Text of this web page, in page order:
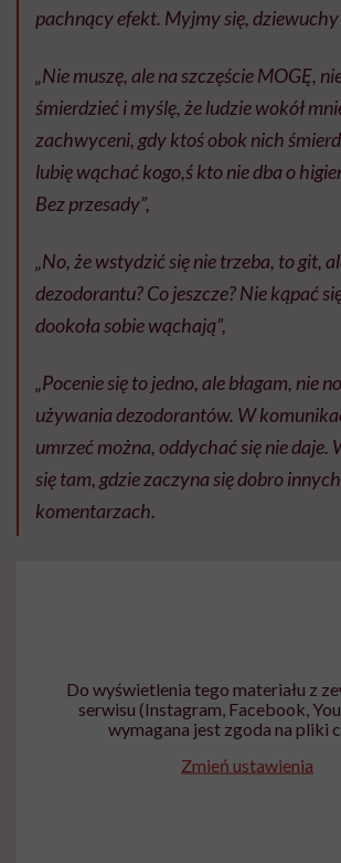
pachnący efekt. Myjmy się, dziewuchy
„Nie muszę, ale na szczęście MOGĘ,
śmierdzieć i myślę, że ludzie wokół
zachwyceni, gdy ktoś obok nich
lubię wąchać kogo,ś kto nie dba o
Bez przesady”,
„No, że wstydzić się nie trzeba, to git,
dezodorantu? Co jeszcze? Nie kąpać
dookoła sobie wąchają”,
„Pocenie się to jedno, ale błagam, nie
używania dezodorantów. W
umrzeć można, oddychać się nie daje.
się tam, gdzie zaczyna się dobro
komentarzach.
Do wyświetlenia tego materiału z
serwisu (Instagram, Facebook,
wymagana jest zgoda na pliki
Zmień ustawienia